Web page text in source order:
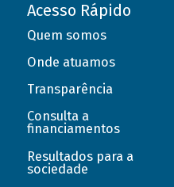
Acesso Rápido
Quem somos
Onde atuamos
Transparência
Consulta a
financiamentos
Resultados para a
sociedade